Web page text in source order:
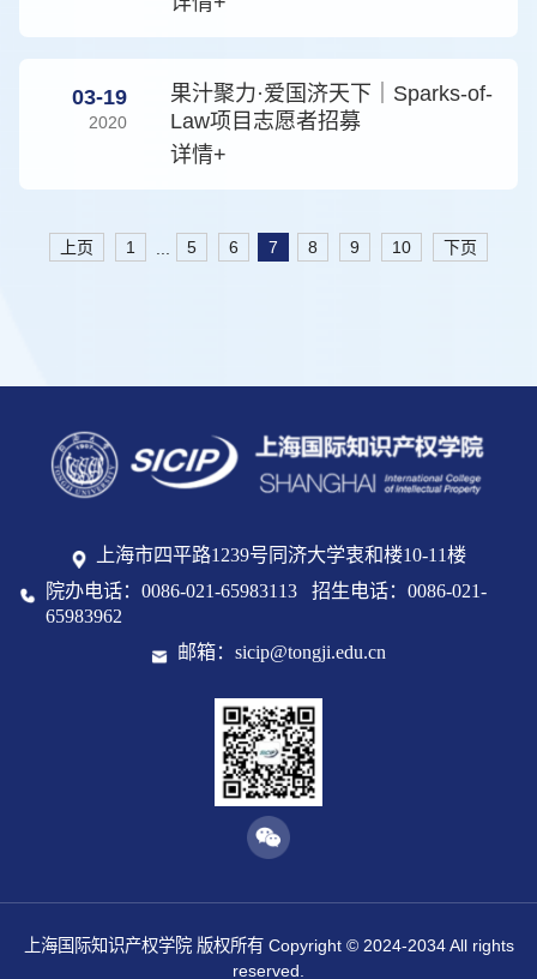
03-19
2020
果汁聚力·爱国济天下｜Sparks-of-
Law项目志愿者招募
详情+
上页 1 5 6 7 8 9 10 下页
上海市四平路1239号同济大学衷和楼10-11楼
院办电话：0086-021-65983113 招生电话：0086-021-
65983962
邮箱：sicip@tongji.edu.cn
上海国际知识产权学院 版权所有 Copyright © 2024-2034 All rights
reserved.